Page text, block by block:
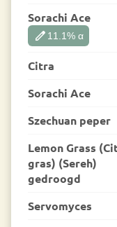
Sorachi Ace
edit 11.1% α
Citra
Sorachi Ace
Szechuan peper
Lemon Grass
gras) (Sereh)
gedroogd
Servomyces